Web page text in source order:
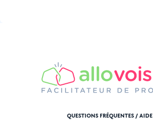
QUESTIONS FRÉQUENTES / AIDE